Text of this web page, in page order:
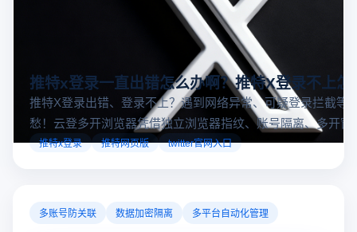
推特x登录一直出错怎么办啊？推特X登录不上怎
推特X登录出错、登录不上？遇到网络异常、可疑登录拦截等
愁！云登多开浏览器凭借独立浏览器指纹、账号隔离、多开窗
对性解决登录难题，让推特X登录更稳定安全～
推特x登录 推特网页版 twitter官网入口
多账号防关联 数据加密隔离 多平台自动化管理